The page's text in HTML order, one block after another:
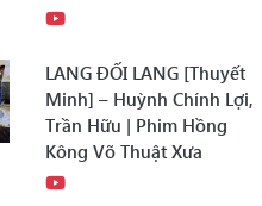
LANG ĐỐI LANG [Thuyết
Minh] – Huỳnh Chính Lợi,
Trần Hữu | Phim Hồng
Kông Võ Thuật Xưa